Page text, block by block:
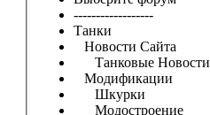
------------------
Танки
Новости Сайта
Танковые Новости
Модификации
Шкурки
Модостроение